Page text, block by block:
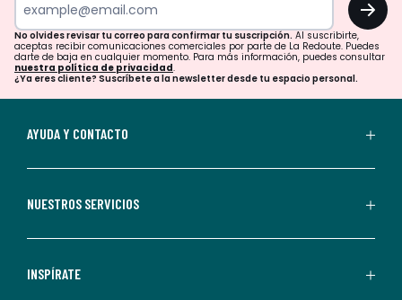
para
confirmar
tu
suscripción.
aceptas
comerciales
personalizadas
No olvides revisar tu correo para confirmar tu suscripción. Al suscribirte,
aceptas recibir comunicaciones comerciales por parte de La Redoute. Puedes
darte de baja en cualquier momento. Para más información, puedes consultar
nuestra política de privacidad.
¿Ya eres cliente? Suscríbete a la newsletter desde tu espacio personal.
AYUDA Y CONTACTO
NUESTROS SERVICIOS
INSPÍRATE